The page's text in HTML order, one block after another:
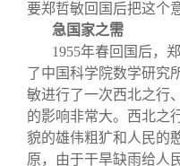
要郑哲敏回国后把这个
急国家之需
1955年春回国后，
了中国科学院数学研究
敏进行了一次西北之行
的影响非常大。西北之
貌的雄伟粗犷和人民的
原，由于干旱缺雨给人